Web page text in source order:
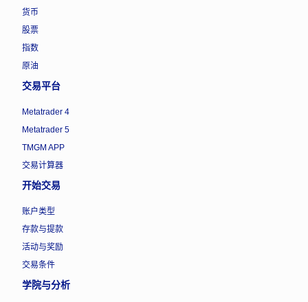
货币
股票
指数
原油
交易平台
Metatrader 4
Metatrader 5
TMGM APP
交易计算器
开始交易
账户类型
存款与提款
活动与奖励
交易条件
学院与分析